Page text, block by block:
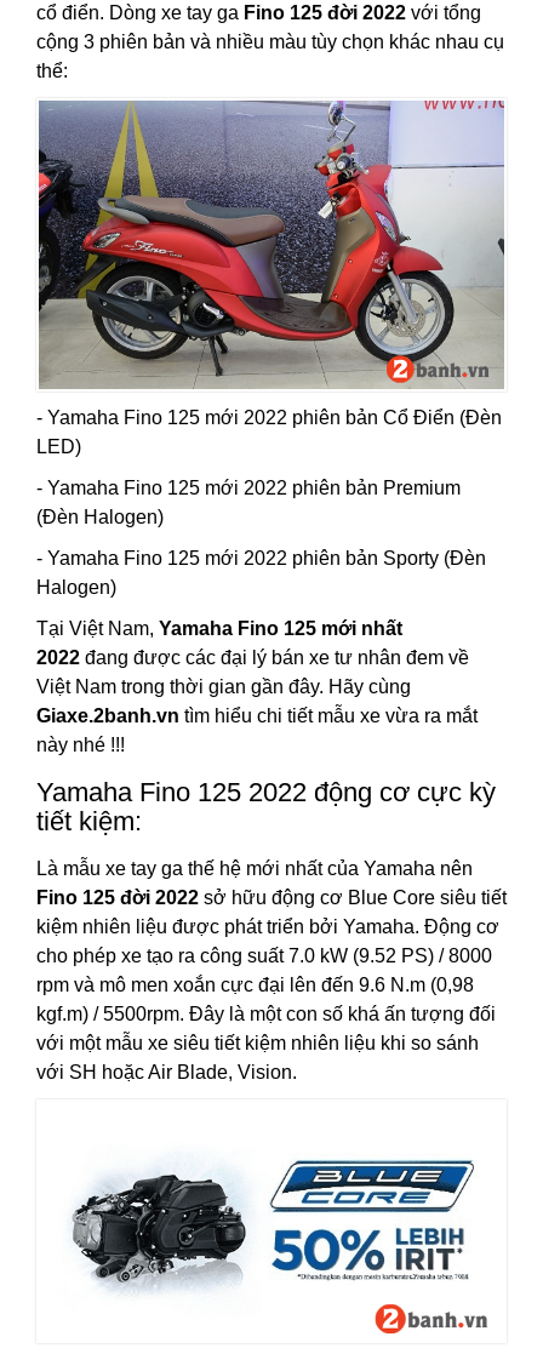
cổ điển. Dòng xe tay ga Fino 125 đời 2022 với tổng
cộng 3 phiên bản và nhiều màu tùy chọn khác nhau cụ
thể:
- Yamaha Fino 125 mới 2022 phiên bản Cổ Điển (Đèn
LED)
- Yamaha Fino 125 mới 2022 phiên bản Premium
(Đèn Halogen)
- Yamaha Fino 125 mới 2022 phiên bản Sporty (Đèn
Halogen)
Tại Việt Nam, Yamaha Fino 125 mới nhất
2022 đang được các đại lý bán xe tư nhân đem về
Việt Nam trong thời gian gần đây. Hãy cùng
Giaxe.2banh.vn tìm hiểu chi tiết mẫu xe vừa ra mắt
này nhé !!!
Yamaha Fino 125 2022 động cơ cực kỳ
tiết kiệm:
Là mẫu xe tay ga thế hệ mới nhất của Yamaha nên
Fino 125 đời 2022 sở hữu động cơ Blue Core siêu tiết
kiệm nhiên liệu được phát triển bởi Yamaha. Động cơ
cho phép xe tạo ra công suất 7.0 kW (9.52 PS) / 8000
rpm và mô men xoắn cực đại lên đến 9.6 N.m (0,98
kgf.m) / 5500rpm. Đây là một con số khá ấn tượng đối
với một mẫu xe siêu tiết kiệm nhiên liệu khi so sánh
với SH hoặc Air Blade, Vision.